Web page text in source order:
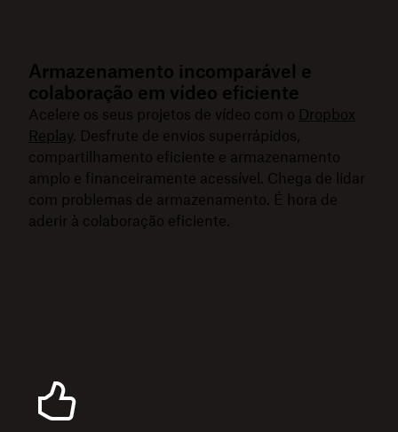
Armazenamento incomparável e
colaboração em vídeo eficiente
Acelere os seus projetos de vídeo com o Dropbox
Replay. Desfrute de envios superrápidos,
compartilhamento eficiente e armazenamento
amplo e financeiramente acessível. Chega de lidar
com problemas de armazenamento. É hora de
aderir à colaboração eficiente.